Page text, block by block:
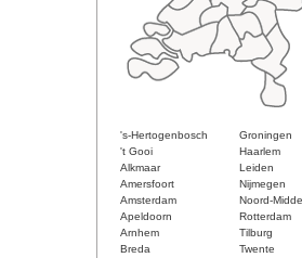
's-Hertogenbosch
Groningen
't Gooi
Haarlem
Alkmaar
Leiden
Amersfoort
Nijmegen
Amsterdam
Noord-
Apeldoorn
Rotterdam
Arnhem
Tilburg
Breda
Twente